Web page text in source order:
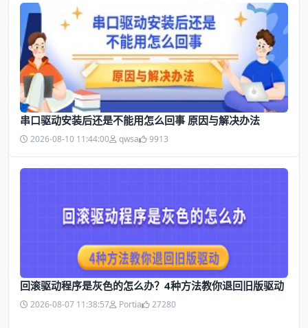
串口驱动安装后还是不能用怎么回事 原因与解决办法
2026-08-10 11:44:00 qwsa 9913
回滚驱动程序是灰色的怎么办？4种方法教你退回旧版驱动
2026-08-07 11:38:57 Portia 27280